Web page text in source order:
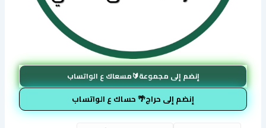
إنضم إلى مجموعة🔰مسعاك ع الواتساب
إنضم إلى حراج🌴 حساك ع الواتساب